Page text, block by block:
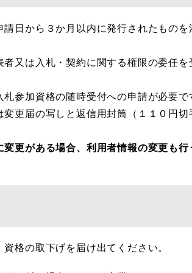
日から３か月以内に発行されたものを
又は入札・契約に関する権限の委任を
参加資格の随時受付への申請が必要で
更届の写しと返信用封筒（１１０円切
更がある場合、利用者情報の変更も行
格の取下げを届け出てください。